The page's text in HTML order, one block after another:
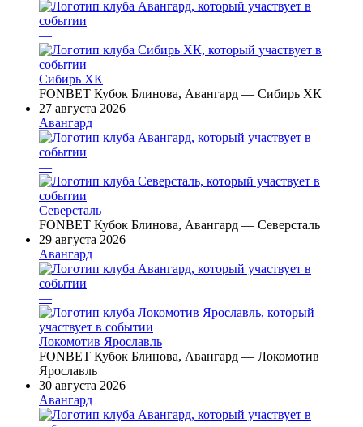
—
Сибирь ХК
FONBET Кубок Блинова, Авангард — Сибирь ХК
27 августа 2026
Авангард
—
Северсталь
FONBET Кубок Блинова, Авангард — Северсталь
29 августа 2026
Авангард
—
Локомотив Ярославль
FONBET Кубок Блинова, Авангард — Локомотив
Ярославль
30 августа 2026
Авангард